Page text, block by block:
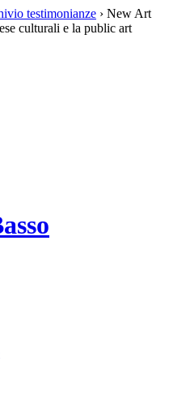
testimonianze › New Art
culturali e la public art